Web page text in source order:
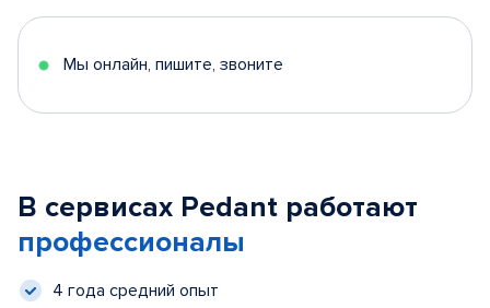
Мы онлайн, пишите, звоните
В сервисах Pedant работают
профессионалы
4 года средний опыт